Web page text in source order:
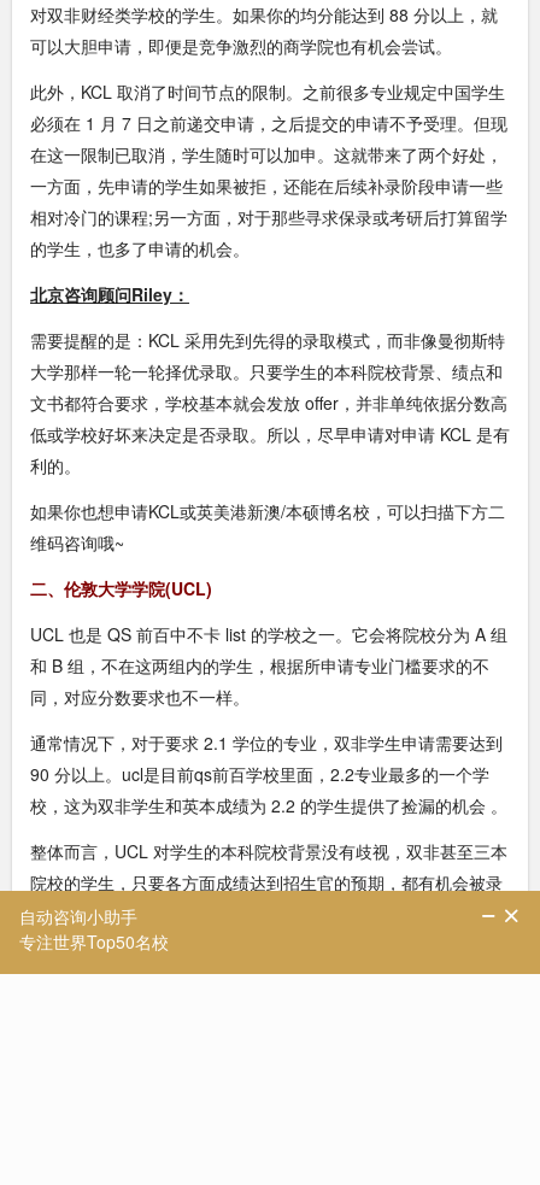
对双非财经类学校的学生。如果你的均分能达到 88 分以上，就
可以大胆申请，即便是竞争激烈的商学院也有机会尝试。
此外，KCL 取消了时间节点的限制。之前很多专业规定中国学生
必须在 1 月 7 日之前递交申请，之后提交的申请不予受理。但现
在这一限制已取消，学生随时可以加申。这就带来了两个好处，
一方面，先申请的学生如果被拒，还能在后续补录阶段申请一些
相对冷门的课程;另一方面，对于那些寻求保录或考研后打算留学
的学生，也多了申请的机会。
北京咨询顾问Riley：
需要提醒的是：KCL 采用先到先得的录取模式，而非像曼彻斯特
大学那样一轮一轮择优录取。只要学生的本科院校背景、绩点和
文书都符合要求，学校基本就会发放 offer，并非单纯依据分数高
低或学校好坏来决定是否录取。所以，尽早申请对申请 KCL 是有
利的。
如果你也想申请KCL或英美港新澳/本硕博名校，可以扫描下方二
维码咨询哦~
二、伦敦大学学院(UCL)
UCL 也是 QS 前百中不卡 list 的学校之一。它会将院校分为 A 组
和 B 组，不在这两组内的学生，根据所申请专业门槛要求的不
同，对应分数要求也不一样。
通常情况下，对于要求 2.1 学位的专业，双非学生申请需要达到
90 分以上。ucl是目前qs前百学校里面，2.2专业最多的一个学
校，这为双非学生和英本成绩为 2.2 的学生提供了捡漏的机会 。
整体而言，UCL 对学生的本科院校背景没有歧视，双非甚至三本
院校的学生，只要各方面成绩达到招生官的预期，都有机会被录
取。坦白讲，每年都有大把双非高均分的同学把UCL列为梦校。
此外，UCL 虽然宣称每年只允许学生申请两个专业，但实际上学